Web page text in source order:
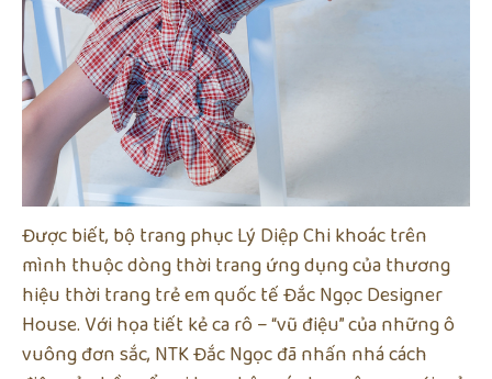
Được biết, bộ trang phục Lý Diệp Chi khoác trên
mình thuộc dòng thời trang ứng dụng của thương
hiệu thời trang trẻ em quốc tế Đắc Ngọc Designer
House. Với họa tiết kẻ ca rô – “vũ điệu” của những ô
vuông đơn sắc, NTK Đắc Ngọc đã nhấn nhá cách